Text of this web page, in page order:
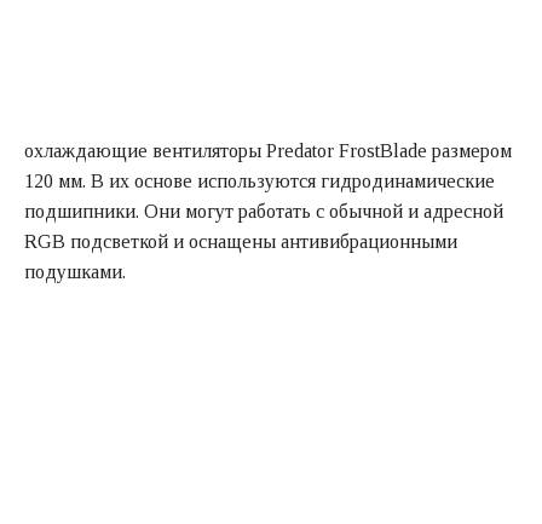
охлаждающие вентиляторы Predator FrostBlade размером
120 мм. В их основе используются гидродинамические
подшипники. Они могут работать с обычной и адресной
RGB подсветкой и оснащены антивибрационными
подушками.